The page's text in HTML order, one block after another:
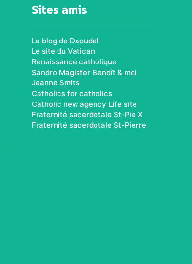
Sites amis
Le blog de Daoudal
Le site du Vatican
Renaissance catholique
Sandro Magister Benoît & moi
Jeanne Smits
Catholics for catholics
Catholic new agency Life site
Fraternité sacerdotale St-Pie X
Fraternité sacerdotale St-Pierre